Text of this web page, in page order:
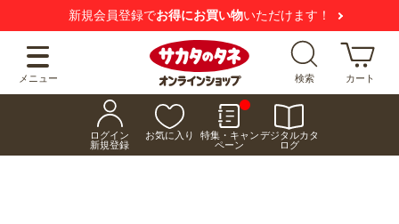
新規会員登録でお得にお買い物いただけます！
メニュー 検索 カート
ログイン
新規登録
お気に入り
特集・キャン
ペーン
デジタルカタ
ログ